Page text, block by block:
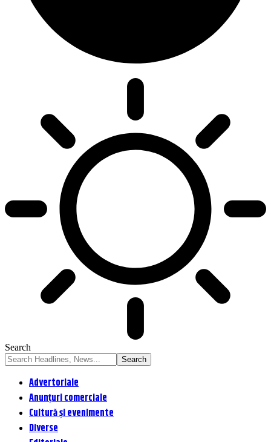
Search
Advertoriale
Anunțuri comerciale
Cultură și evenimente
Diverse